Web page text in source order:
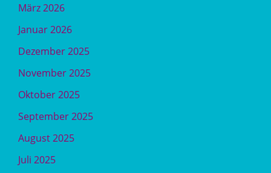
März 2026
Januar 2026
Dezember 2025
November 2025
Oktober 2025
September 2025
August 2025
Juli 2025